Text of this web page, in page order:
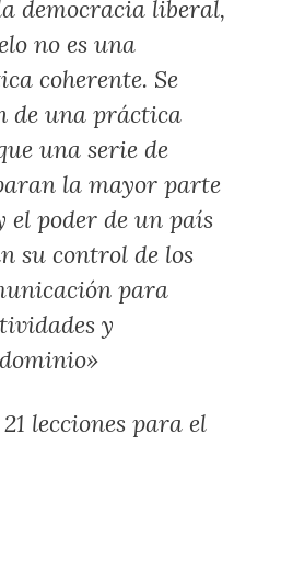
democracia liberal,
no es una
coherente. Se
de una práctica
una serie de
la mayor parte
el poder de un país
su control de los
para
y
lecciones para el